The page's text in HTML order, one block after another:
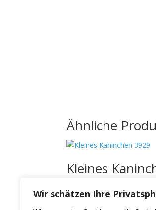
Wir schätzen Ihre
Ähnliche
Kleines
€25.90